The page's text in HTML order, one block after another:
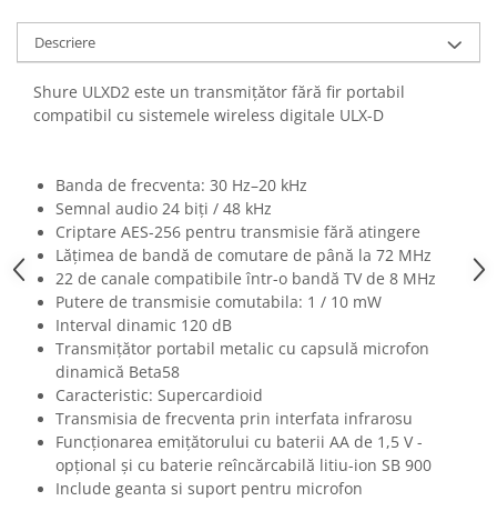
Microfoane
Accesorii pentru Microfoane
Headset-uri si lavaliere
Microfoane pentru instrumente
Microfoane USB - Podcast, Gaming
Seturi de microfoane
Sisteme wireless
Mixere
Accesorii mixere
Mixere analogice
Mixere digitale
Mixere pentru DJ
Monitorizare In-Ear
Stative pentru Boxe
Descriere
Shure ULXD2 este un transmițător fără fir portabil
compatibil cu sistemele wireless digitale ULX-D
Banda de frecventa: 30 Hz–20 kHz
Semnal audio 24 biți / 48 kHz
Criptare AES-256 pentru transmisie fără atingere
Lățimea de bandă de comutare de până la 72 MHz
22 de canale compatibile într-o bandă TV de 8 MHz
Putere de transmisie comutabila: 1 / 10 mW
Interval dinamic 120 dB
Transmițător portabil metalic cu capsulă microfon
dinamică Beta58
Caracteristic: Supercardioid
Transmisia de frecventa prin interfata infrarosu
Funcționarea emițătorului cu baterii AA de 1,5 V -
opțional și cu baterie reîncărcabilă litiu-ion SB 900
Include geanta si suport pentru microfon